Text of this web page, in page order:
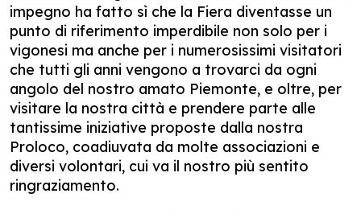
impegno ha fatto sì che la Fiera diventasse un
punto di riferimento imperdibile non solo per i
vigonesi ma anche per i numerosissimi visitatori
che tutti gli anni vengono a trovarci da ogni
angolo del nostro amato Piemonte, e oltre, per
visitare la nostra città e prendere parte alle
tantissime iniziative proposte dalla nostra
Proloco, coadiuvata da molte associazioni e
diversi volontari, cui va il nostro più sentito
ringraziamento.